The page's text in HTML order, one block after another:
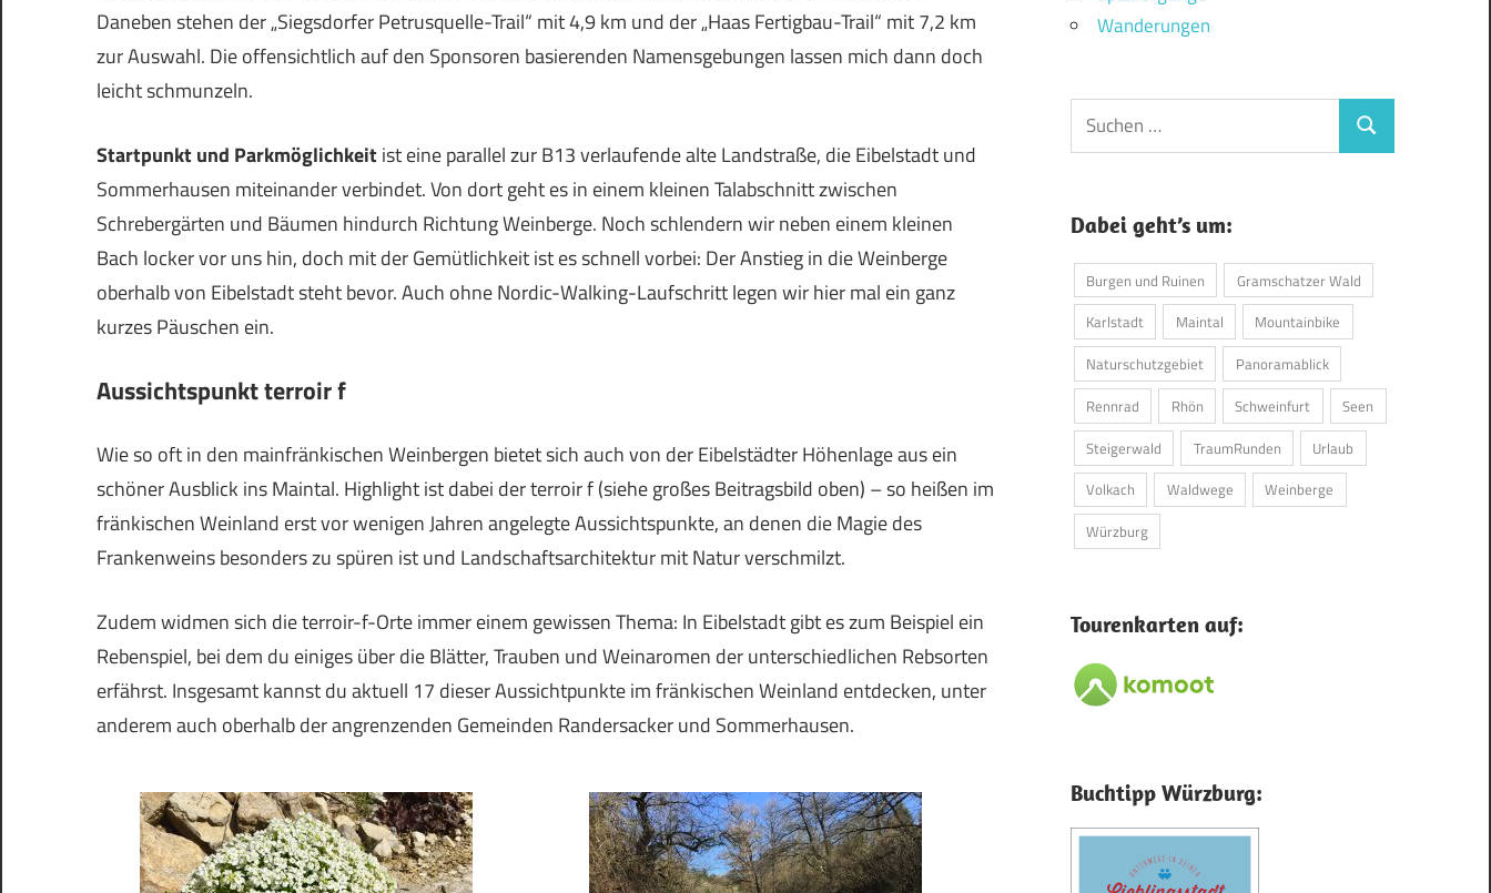
Daneben stehen der „Siegsdorfer Petrusquelle-Trail“ mit 4,9 km und der „Haas Fertigbau-Trail“ mit 7,2 km
zur Auswahl. Die offensichtlich auf den Sponsoren basierenden Namensgebungen lassen mich dann doch
leicht schmunzeln.
Startpunkt und Parkmöglichkeit ist eine parallel zur B13 verlaufende alte Landstraße, die Eibelstadt und
Sommerhausen miteinander verbindet. Von dort geht es in einem kleinen Talabschnitt zwischen
Schrebergärten und Bäumen hindurch Richtung Weinberge. Noch schlendern wir neben einem kleinen
Bach locker vor uns hin, doch mit der Gemütlichkeit ist es schnell vorbei: Der Anstieg in die Weinberge
oberhalb von Eibelstadt steht bevor. Auch ohne Nordic-Walking-Laufschritt legen wir hier mal ein ganz
kurzes Päuschen ein.
Aussichtspunkt terroir f
Wie so oft in den mainfränkischen Weinbergen bietet sich auch von der Eibelstädter Höhenlage aus ein
schöner Ausblick ins Maintal. Highlight ist dabei der terroir f (siehe großes Beitragsbild oben) – so heißen im
fränkischen Weinland erst vor wenigen Jahren angelegte Aussichtspunkte, an denen die Magie des
Frankenweins besonders zu spüren ist und Landschaftsarchitektur mit Natur verschmilzt.
Zudem widmen sich die terroir-f-Orte immer einem gewissen Thema: In Eibelstadt gibt es zum Beispiel ein
Rebenspiel, bei dem du einiges über die Blätter, Trauben und Weinaromen der unterschiedlichen Rebsorten
erfährst. Insgesamt kannst du aktuell 17 dieser Aussichtpunkte im fränkischen Weinland entdecken, unter
anderem auch oberhalb der angrenzenden Gemeinden Randersacker und Sommerhausen.
Wanderungen
Suchen
nach:
Suchen
Dabei geht’s um:
Burgen und Ruinen
Gramschatzer Wald
Karlstadt
Maintal
Mountainbike
Naturschutzgebiet
Panoramablick
Rennrad
Rhön Schweinfurt
Seen
Steigerwald
TraumRunden
Urlaub
Volkach
Waldwege
Weinberge
Würzburg
Tourenkarten auf:
Buchtipp Würzburg: